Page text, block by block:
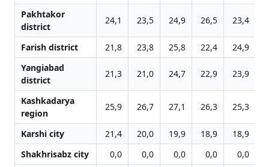
Pakhtakor
district
24,1 23,5 24,9 26,5 23,4
Farish district 21,8 23,8 25,8 22,4 24,9
Yangiabad
district
21,3 21,0 24,7 22,9 23,9
Kashkadarya
region
25,9 26,7 27,1 26,3 25,3
Karshi city 21,4 20,0 19,9 18,9 18,9
Shakhrisabz city
0,0 0,0 0,0 0,0 0,0